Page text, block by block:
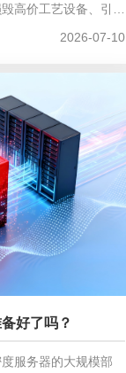
高价工艺设备、引发
统搭配机房动力监
2026-07-10
好了吗？
服务器的大规模部